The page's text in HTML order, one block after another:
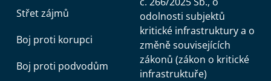
Střet zájmů
Boj proti korupci
Boj proti podvodům
odolnosti subjektů
kritické infrastruktury a o
změně souvisejících
zákonů (zákon o kritické
infrastruktuře)